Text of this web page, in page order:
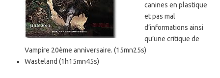
canines en plastique
et pas mal
d’informations ainsi
qu’une critique de
Vampire 20ème anniversaire. (15mn25s)
Wasteland (1h15mn45s)